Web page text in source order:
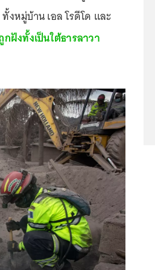
งหมู่บ้าน เอล โรดีโด และ
ฝังทั้งเป็นใต้ธารลาวา